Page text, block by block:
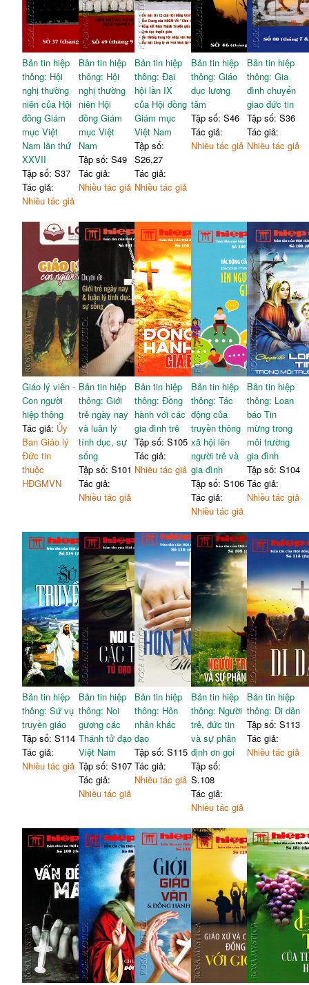
♦ Chùm thơ: - Mẹ hiền
-Trăng Thập Tự
Xin dạy con nhìn Mẹ
khóc-Trần Duy Nhiên
Chúng ta là sứ điệp của
Chúa -Nguyễn Đăng Trúc
♦ Hộp thư Toà soạn
288
Bản tin hiệp
thông: Hội
nghị thường
niên của Hội
đồng Giám
mục Việt
Nam lần thứ
XXVII
Tập số: S37
Tác giả:
Nhiều tác giả
Bản tin hiệp
thông: Hội
nghị thường
niên Hội
đồng Giám
mục Việt
Nam
Tập số: S49
Tác giả:
Nhiều tác giả
Bản tin hiệp
thông: Đại
hội lần IX
của Hội đồng
Giám mục
Việt Nam
Tập số:
S26,27
Tác giả:
Nhiều tác giả
Bản tin hiệp
thông: Giáo
dục lương
tâm
Tập số: S46
Tác giả:
Nhiều tác giả
Bản tin hiệp
thông: Gia
đình chuyển
giao đức tin
Tập số: S36
Tác giả:
Nhiều tác giả
Giáo lý viên -
Con người
hiệp thông
Tác giả: Ủy
Ban Giáo lý
Đức tin
thuộc
HĐGMVN
Bản tin hiệp
thông: Giới
trẻ ngày nay
và luân lý
tính dục, sự
sống
Tập số: S101
Tác giả:
Nhiều tác giả
Bản tin hiệp
thông: Đồng
hành với các
gia đình trẻ
Tập số: S105
Tác giả:
Nhiều tác giả
Bản tin hiệp
thông: Tác
động của
truyền thông
xã hội lên
người trẻ và
gia đình
Tập số: S106
Tác giả:
Nhiều tác giả
Bản tin hiệp
thông: Loan
báo Tin
mừng trong
môi trường
gia đình
Tập số: S104
Tác giả:
Nhiều tác giả
Bản tin hiệp
thông: Sứ vụ
truyền giáo
Tập số: S114
Tác giả:
Nhiều tác giả
Bản tin hiệp
thông: Noi
gương các
Thánh tử đạo
Việt Nam
Tập số: S107
Tác giả:
Nhiều tác giả
Bản tin hiệp
thông: Hôn
nhân khác
đạo
Tập số: S115
Tác giả:
Nhiều tác giả
Bản tin hiệp
thông: Người
trẻ, đức tin
và sự phân
định ơn gọi
Tập số:
S.108
Tác giả:
Nhiều tác giả
Bản tin hiệp
thông: Di dân
Tập số: S113
Tác giả:
Nhiều tác giả